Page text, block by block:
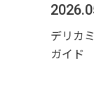
デリカ
ガイド